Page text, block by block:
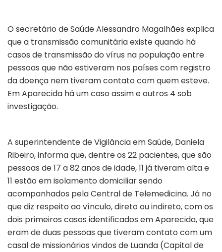
O secretário de Saúde Alessandro Magalhães explica
que a transmissão comunitária existe quando há
casos de transmissão do vírus na população entre
pessoas que não estiveram nos países com registro
da doença nem tiveram contato com quem esteve.
Em Aparecida há um caso assim e outros 4 sob
investigação.
A superintendente de Vigilância em Saúde, Daniela
Ribeiro, informa que, dentre os 22 pacientes, que são
pessoas de 17 a 82 anos de idade, 11 já tiveram alta e
11 estão em isolamento domiciliar sendo
acompanhados pela Central de Telemedicina. Já no
que diz respeito ao vínculo, direto ou indireto, com os
dois primeiros casos identificados em Aparecida, que
eram de duas pessoas que tiveram contato com um
casal de missionários vindos de Luanda (Capital de